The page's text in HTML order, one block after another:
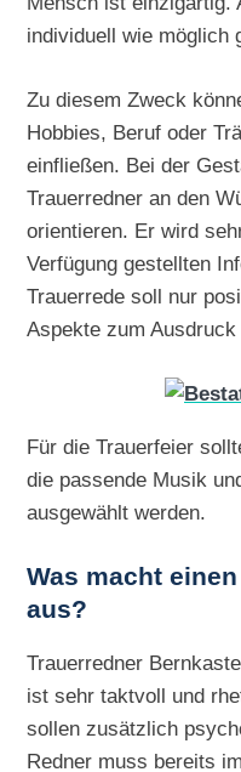
individuell wie möglich
Zu diesem Zweck
Hobbies, Beruf oder
einfließen. Bei der
Trauerredner an den
orientieren. Er wird
Verfügung gestellten
Trauerrede soll nur
Aspekte zum Ausdruck
Für die Trauerfeier
die passende Musik
ausgewählt werden.
Was macht
aus?
Trauerredner
ist sehr taktvoll und
sollen zusätzlich
Redner muss bereits